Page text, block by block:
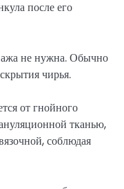
после его
не нужна. Обычно
чирья.
от гнойного
тканью,
соблюдая